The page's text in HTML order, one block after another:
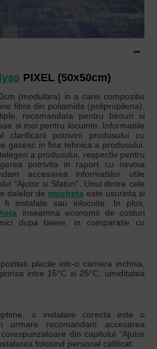
PIXEL (50x50cm)
(modulara) in a carei compozitie
fibre din poliamida (polipropilena),
recomandata pentru birouri si
si moi pentru locuinte. Informatiile
potrivirii produsului cu
gasesc in fisa tehnica a produsului.
a produsului, respectiv pentru
potrivita in raport cu nevoia
accesarea informatiilor utile
“Ajutor si Sfaturi”. Unul dintre cele
dalelor de mocheta este usurinta si
instalate sau inlocuite. In plus,
inseamna economii de costuri
dupa taiere, in comparatie cu
placile intr-o camera inchisa,
intre 15°C si 25°C, umiditatea
o instalare corecta este o
urmare recomandam accesarea
din capitolul “Ajutor
folosind personal calificat.